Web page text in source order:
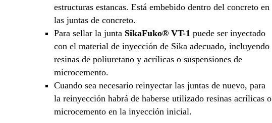
estructuras estancas. Está embebido dentro del concreto en
las juntas de concreto.
Para sellar la junta SikaFuko® VT-1 puede ser inyectado
con el material de inyección de Sika adecuado, incluyendo
resinas de poliuretano y acrílicas o suspensiones de
microcemento.
Cuando sea necesario reinyectar las juntas de nuevo, para
la reinyección habrá de haberse utilizado resinas acrílicas o
microcemento en la inyección inicial.